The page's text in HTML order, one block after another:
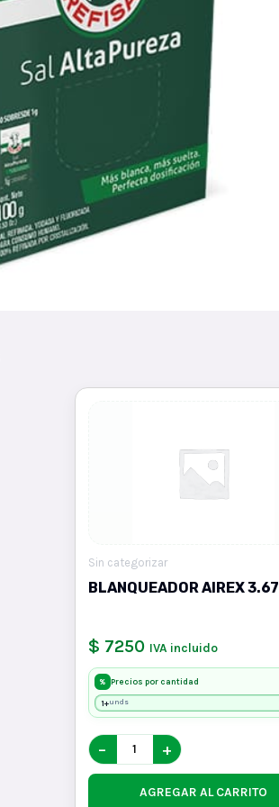
Sin categorizar
BLANQUEADOR AIREX 3.67
$ 7250 IVA incluido
% Precios por cantidad
1+unds
− +
AGREGAR AL CARRITO